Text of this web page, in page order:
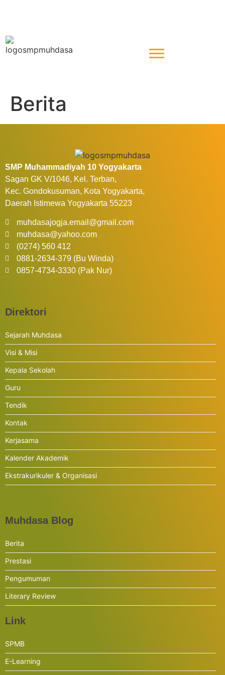
Berita
SMP Muhammadiyah 10 Yogyakarta
Sagan GK V/1046, Kel. Terban,
Kec. Gondokusuman, Kota Yogyakarta,
Daerah Istimewa Yogyakarta 55223
muhdasajogja.email@gmail.com
muhdasa@yahoo.com
(0274) 560 412
0881-2634-379 (Bu Winda)
0857-4734-3330 (Pak Nur)
Direktori
Sejarah Muhdasa
Visi & Misi
Kepala Sekolah
Guru
Tendik
Kontak
Kerjasama
Kalender Akademik
Ekstrakurikuler & Organisasi
Muhdasa Blog
Berita
Prestasi
Pengumuman
Literary Review
Link
SPMB
E-Learning